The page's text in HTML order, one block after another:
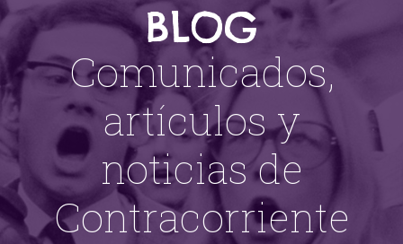
BLOG
Comunicados,
artículos y
noticias de
Contracorriente